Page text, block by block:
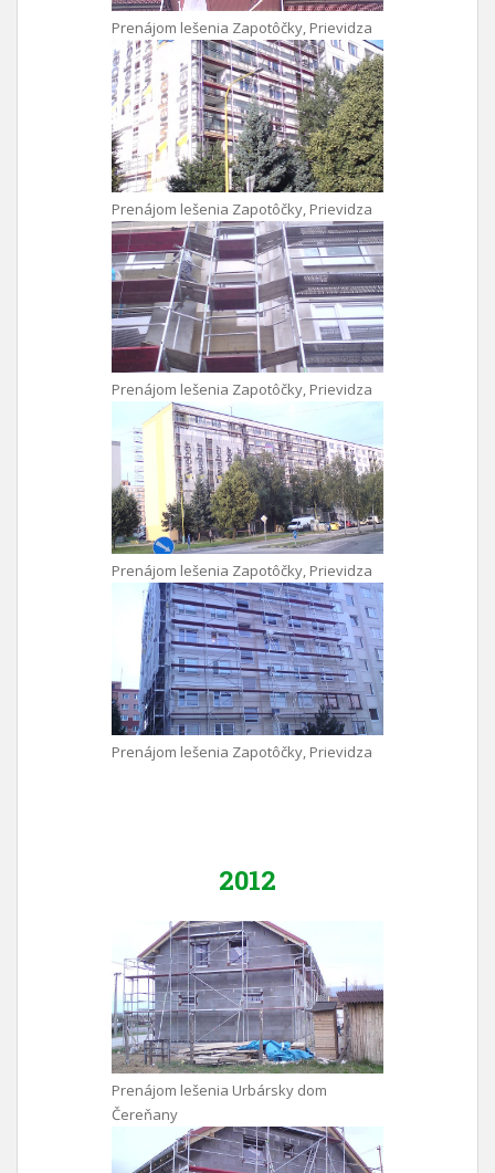
Prenájom lešenia Zapotôčky, Prievidza
Prenájom lešenia Zapotôčky, Prievidza
Prenájom lešenia Zapotôčky, Prievidza
Prenájom lešenia Zapotôčky, Prievidza
Prenájom lešenia Zapotôčky, Prievidza
2012
Prenájom lešenia Urbársky dom
Čereňany